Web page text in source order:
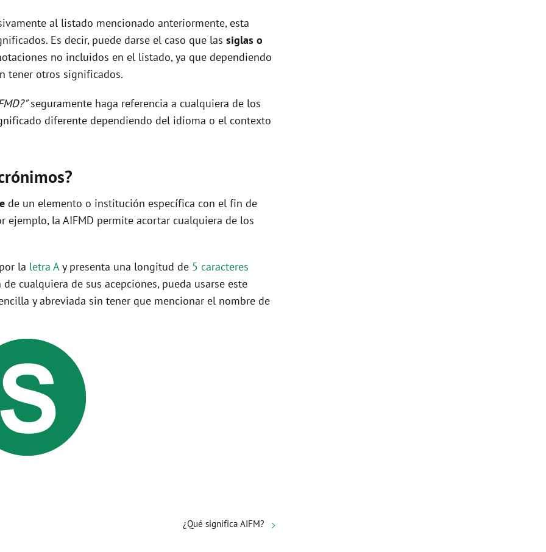
al listado mencionado anteriormente, esta
Es decir, puede darse el caso que las siglas o
no incluidos en el listado, ya que dependiendo
tener otros significados.
seguramente haga referencia a cualquiera de los
diferente dependiendo del idioma o el contexto
de un elemento o institución específica con el fin de
ejemplo, la AIFMD permite acortar cualquiera de los
la letra Ay presenta una longitud de 5 caracteres
cualquiera de sus acepciones, pueda usarse este
y abreviada sin tener que mencionar el nombre de
¿Qué significa AIFM?